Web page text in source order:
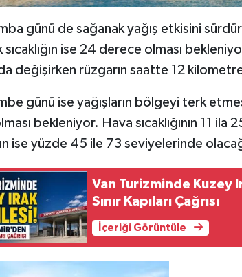
günü de sağanak yağış etkisini
sıcaklığın ise 24 derece olması
değişirken rüzgarın saatte 12
günü ise yağışların bölgeyi terk
bekleniyor. Hava sıcaklığının 11
ise yüzde 45 ile 73 seviyelerinde
Van Turizminde Kuzey
Sınır Kapıları Çağrısı
İçeriği Görüntüle